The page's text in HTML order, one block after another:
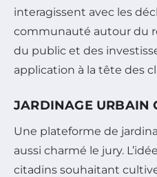
interagissent avec les
communauté autour du
du public et des
application à la tête des
JARDINAGE URBAIN
Une plateforme de
aussi charmé le jury.
citadins souhaitant